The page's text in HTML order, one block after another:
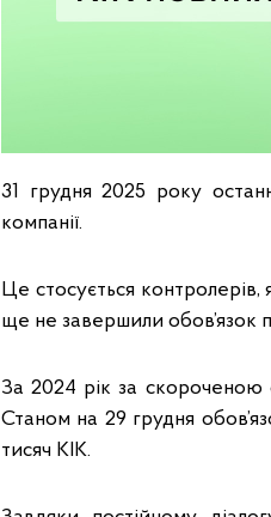
31 грудня 2025 року
компанії.
Це стосується контролерів,
ще не завершили обов’язок
За 2024 рік за
Станом на 29 грудня
тисяч КІК.